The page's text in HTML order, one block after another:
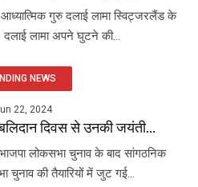
गुरु दलाई लामा स्विट्जरलैंड के
लामा अपने घुटने की...
NEWS
22, 2024
दिवस से उनकी जयंती...
लोकसभा चुनाव के बाद सांगठनिक
चुनाव की तैयारियों में जुट गई...